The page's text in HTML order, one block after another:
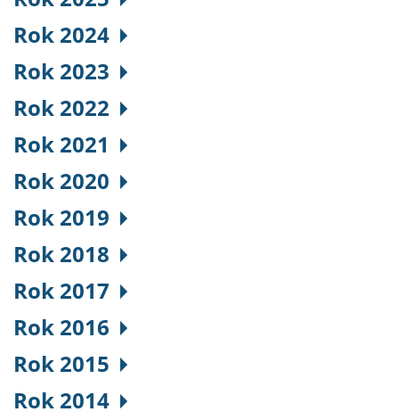
Rok 2024
Rok 2023
Rok 2022
Rok 2021
Rok 2020
Rok 2019
Rok 2018
Rok 2017
Rok 2016
Rok 2015
Rok 2014